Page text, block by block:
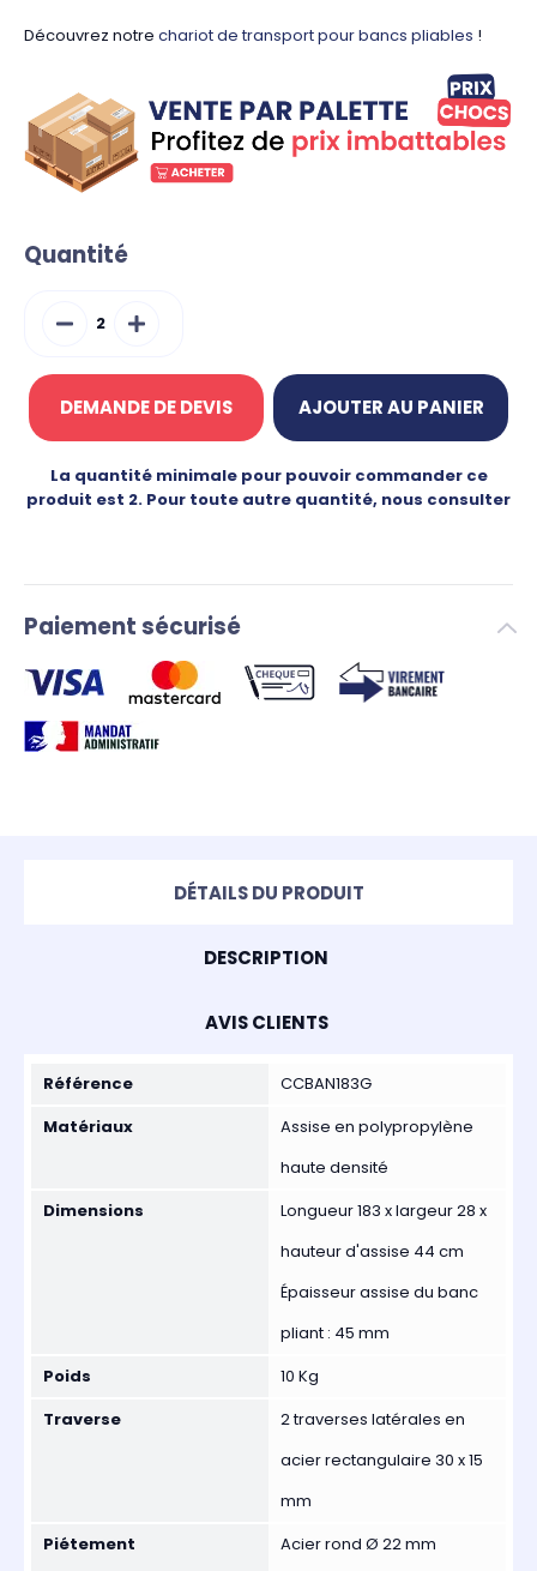
Découvrez notre chariot de transport pour bancs pliables !
Quantité
DEMANDE DE DEVIS AJOUTER AU PANIER
La quantité minimale pour pouvoir commander ce
produit est 2. Pour toute autre quantité, nous consulter
Paiement sécurisé
DÉTAILS DU PRODUIT
DESCRIPTION
AVIS CLIENTS
Référence
CCBAN183G
Matériaux
Assise en polypropylène
haute densité
Dimensions
Longueur 183 x largeur 28 x
hauteur d'assise 44 cm
Épaisseur assise du banc
pliant : 45 mm
Poids
10 Kg
Traverse
2 traverses latérales en
acier rectangulaire 30 x 15
mm
Piétement
Acier rond Ø 22 mm